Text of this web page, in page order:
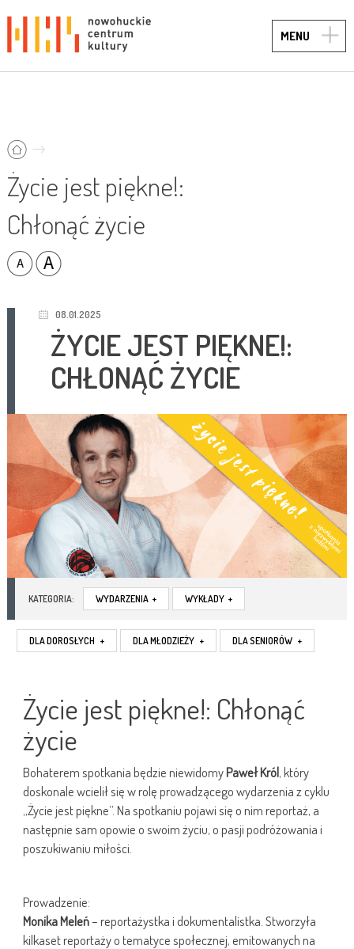
MENU
Życie jest piękne!:
Chłonąć życie
08.01.2025
ŻYCIE JEST PIĘKNE!:
CHŁONĄĆ ŻYCIE
KATEGORIA: WYDARZENIA + WYKŁADY +
DLA DOROSŁYCH + DLA MŁODZIEŻY + DLA SENIORÓW +
Życie jest piękne!: Chłonąć
życie
Bohaterem spotkania będzie niewidomyPaweł Król, który
doskonale wcielił się w rolę prowadzącego wydarzenia z cyklu
„Życie jest piękne”. Na spotkaniu pojawi się o nim reportaż, a
następnie sam opowie o swoim życiu, o pasji podróżowania i
poszukiwaniu miłości.
Prowadzenie:
Monika Meleń– reportażystka i dokumentalistka. Stworzyła
kilkaset reportaży o tematyce społecznej, emitowanych na